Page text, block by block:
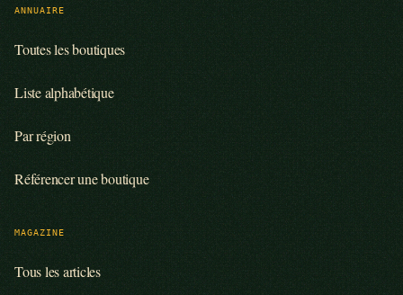
ANNUAIRE
Toutes les boutiques
Liste alphabétique
Par région
Référencer une boutique
MAGAZINE
Tous les articles